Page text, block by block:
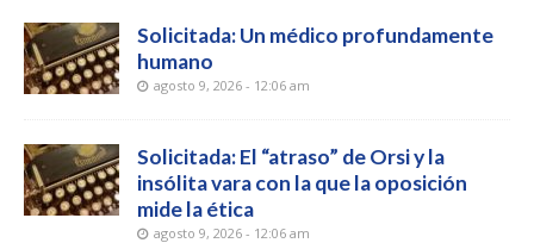
Solicitada: Un médico profundamente
humano
agosto 9, 2026 - 12:06 am
Solicitada: El “atraso” de Orsi y la
insólita vara con la que la oposición
mide la ética
agosto 9, 2026 - 12:06 am